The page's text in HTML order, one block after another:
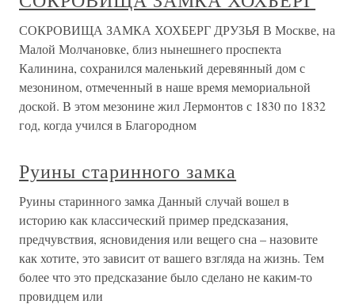
СОКРОВИЩА ЗАМКА ХОХБЕРГ ДРУЗЬЯ В Москве, на
Малой Молчановке, близ нынешнего проспекта
Калинина, сохранился маленький деревянный дом с
мезонином, отмеченный в наше время мемориальной
доской. В этом мезонине жил Лермонтов с 1830 по 1832
год, когда учился в Благородном
Руины старинного замка
Руины старинного замка Данный случай вошел в
историю как классический пример предсказания,
предчувствия, ясновидения или вещего сна – назовите
как хотите, это зависит от вашего взгляда на жизнь. Тем
более что это предсказание было сделано не каким-то
провидцем или